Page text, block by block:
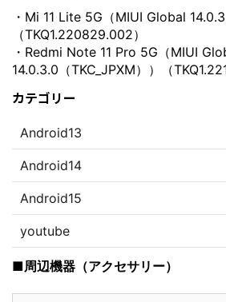
・Mi 11 Lite 5G（MIUI Global
（TKQ1.220829.002）
・Redmi Note 11 Pro 5G（MIUI
14.0.3.0（TKC_JPXM））（
カテゴリー
Android13
Android14
Android15
youtube
■周辺機器（アクセサリー）